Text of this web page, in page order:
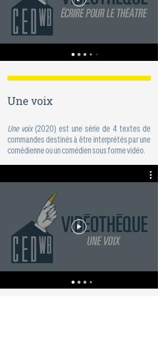
Une voix
Une voix(2020) est une série de 4 textes de
commandes destinés à être interprétés par une
comédienne ou un comédien sous forme vidéo.